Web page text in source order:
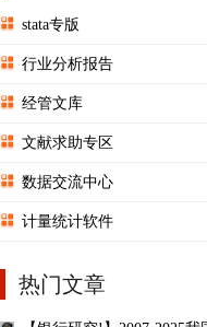
stata专版
行业分析报告
经管文库
文献求助专区
数据交流中心
计量统计软件
热门文章